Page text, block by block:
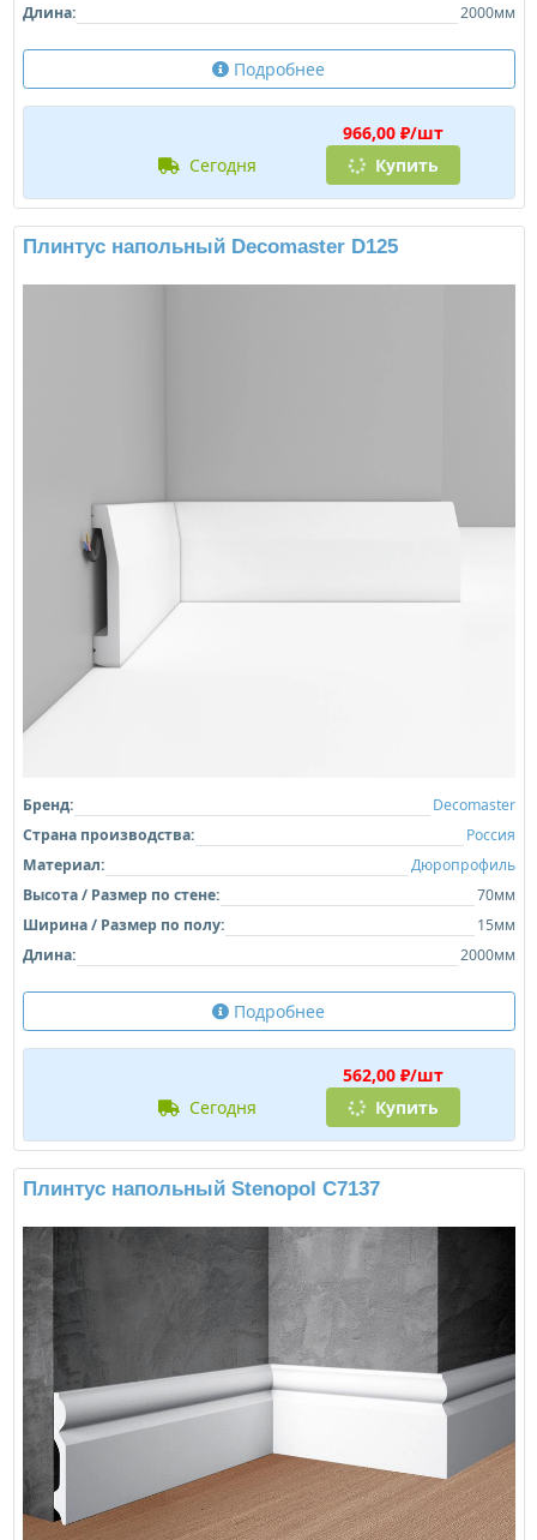
Длина:
2000мм
Подробнее
966,00 ₽/шт
сегодня
Купить
Плинтус напольный Decomaster D125
Бренд:
Decomaster
Страна производства:
Россия
Материал:
Дюропрофиль
Высота / Размер по стене:
70мм
Ширина / Размер по полу:
15мм
Длина:
2000мм
Подробнее
562,00 ₽/шт
сегодня
Купить
Плинтус напольный Stenopol C7137